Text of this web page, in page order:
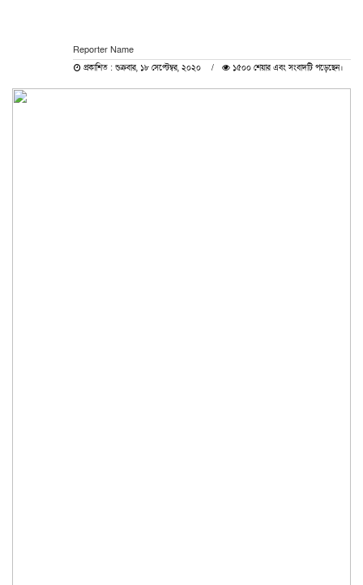
Reporter Name
প্রকাশিত : শুক্রবার, ১৮ সেপ্টেম্বর, ২০২০ ১৫০০ শেয়ার এবং সংবাদটি পড়েছেন।